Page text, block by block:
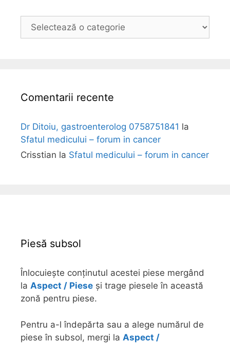
Comentarii recente
Dr Ditoiu, gastroenterolog 0758751841 la
Sfatul medicului – forum in cancer
Crisstian la Sfatul medicului – forum in cancer
Piesă subsol
Înlocuiește conținutul acestei piese mergând
la Aspect / Piese și trage piesele în această
zonă pentru piese.
Pentru a-l îndepărta sau a alege numărul de
piese în subsol, mergi la Aspect /